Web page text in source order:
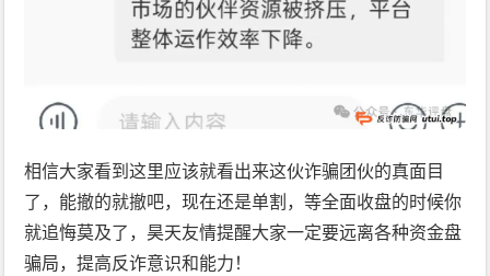
相信大家看到这里应该就看出来这伙诈骗团伙的真面目
了，能撤的就撤吧，现在还是单割，等全面收盘的时候你
就追悔莫及了，昊天友情提醒大家一定要远离各种资金盘
骗局，提高反诈意识和能力！